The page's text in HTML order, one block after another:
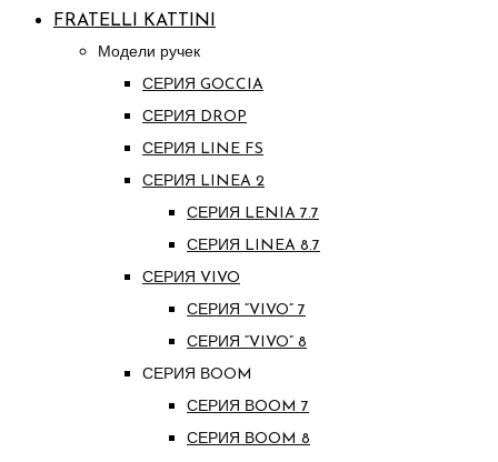
FRATELLI KATTINI
Модели ручек
СЕРИЯ GOCCIA
СЕРИЯ DROP
СЕРИЯ LINE FS
СЕРИЯ LINEA 2
СЕРИЯ LENIA 7.7
СЕРИЯ LINEA 8.7
СЕРИЯ VIVO
СЕРИЯ “VIVO” 7
СЕРИЯ “VIVO” 8
СЕРИЯ ВOOM
СЕРИЯ ВOOM 7
СЕРИЯ ВOOM 8